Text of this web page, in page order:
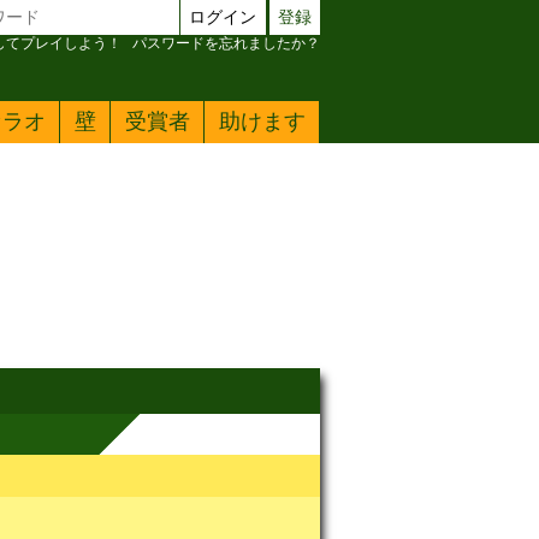
オ 壁 受賞者 助けます
ログイン 登録
プレイしよう！ パスワードを忘れましたか？